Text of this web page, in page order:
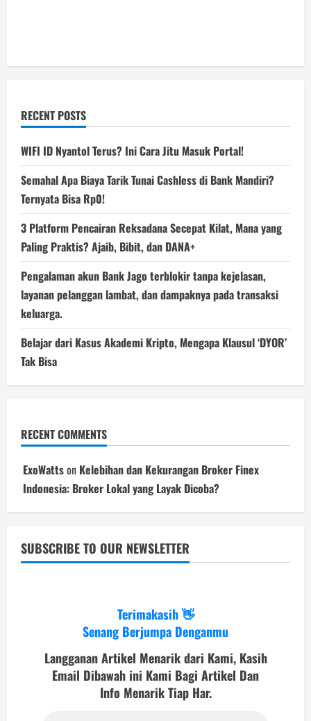
RECENT POSTS
WIFI ID Nyantol Terus? Ini Cara Jitu Masuk Portal!
Semahal Apa Biaya Tarik Tunai Cashless di Bank Mandiri?
Ternyata Bisa Rp0!
3 Platform Pencairan Reksadana Secepat Kilat, Mana yang
Paling Praktis? Ajaib, Bibit, dan DANA+
Pengalaman akun Bank Jago terblokir tanpa kejelasan,
layanan pelanggan lambat, dan dampaknya pada transaksi
keluarga.
Belajar dari Kasus Akademi Kripto, Mengapa Klausul ‘DYOR’
Tak Bisa
RECENT COMMENTS
ExoWattson Kelebihan dan Kekurangan Broker Finex
Indonesia: Broker Lokal yang Layak Dicoba?
SUBSCRIBE TO OUR NEWSLETTER
Terimakasih 👋
Senang Berjumpa Denganmu
Langganan Artikel Menarik dari Kami, Kasih
Email Dibawah ini Kami Bagi Artikel Dan
Info Menarik Tiap Har.